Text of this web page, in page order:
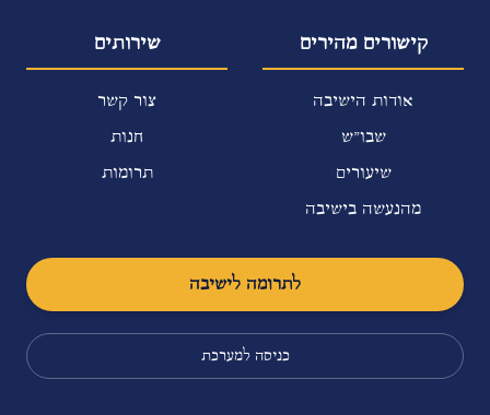
קישורים מהירים
אודות הישיבה
שבו"ש
שיעורים
מהנעשה בישיבה
שירותים
צור קשר
חנות
תרומות
לתרומה לישיבה
כניסה למערכת